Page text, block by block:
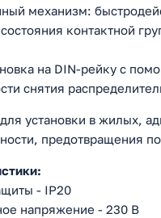
механизм:
контактной
на DIN-рейку с
снятия
установки в жилых,
предотвращения
- IP20
напряжение - 230 В